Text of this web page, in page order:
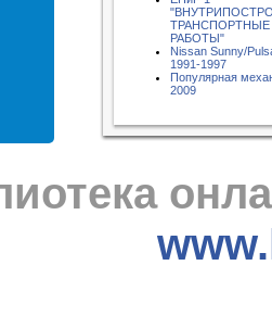
ТРАНСПОРТНЫЕ
РАБОТЫ"
Nissan Sunny/
1991-1997
Популярная
2009